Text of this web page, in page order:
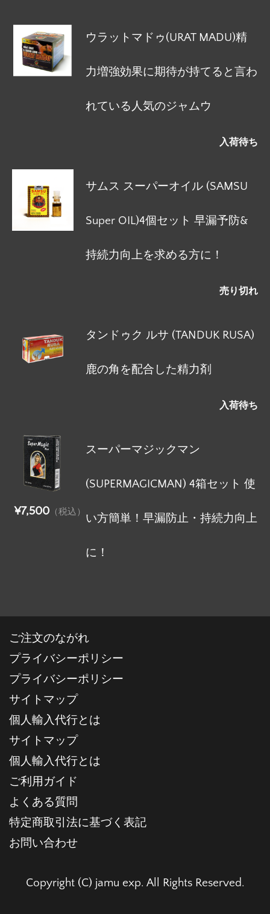
ウラットマドゥ(URAT MADU)精
力増強効果に期待が持てると言わ
れている人気のジャムウ
入荷待ち
サムス スーパーオイル (SAMSU
Super OIL)4個セット 早漏予防&
持続力向上を求める方に！
売り切れ
タンドゥク ルサ (TANDUK RUSA)
鹿の角を配合した精力剤
入荷待ち
スーパーマジックマン
(SUPERMAGICMAN) 4箱セット 使
い方簡単！早漏防止・持続力向上
に！
¥7,500 （税込）
ご注文のながれ
プライバシーポリシー
プライバシーポリシー
サイトマップ
個人輸入代行とは
サイトマップ
個人輸入代行とは
ご利用ガイド
よくある質問
特定商取引法に基づく表記
お問い合わせ
Copyright (C) jamu exp. All Rights Reserved.